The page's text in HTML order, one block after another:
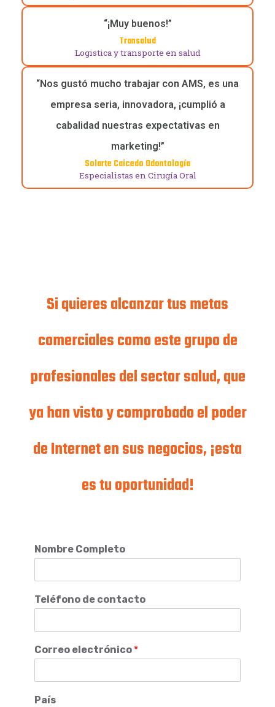
“¡Muy buenos!”
Transalud
Logistica y transporte en salud
“Nos gustó mucho trabajar con AMS, es una
empresa seria, innovadora, ¡cumplió a
cabalidad nuestras expectativas en
marketing!”
Solarte Caicedo Odontología
Especialistas en Cirugía Oral
Si quieres alcanzar tus metas
comerciales como este grupo de
profesionales del sector salud, que
ya han visto y comprobado el poder
de Internet en sus negocios, ¡esta
es tu oportunidad!
Nombre Completo
Teléfono de contacto
Correo electrónico *
País